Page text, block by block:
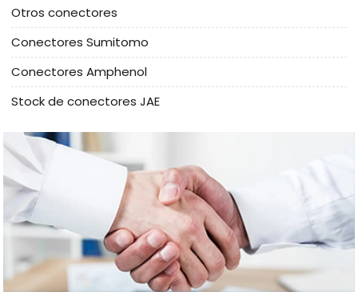
Otros conectores
Conectores Sumitomo
Conectores Amphenol
Stock de conectores JAE